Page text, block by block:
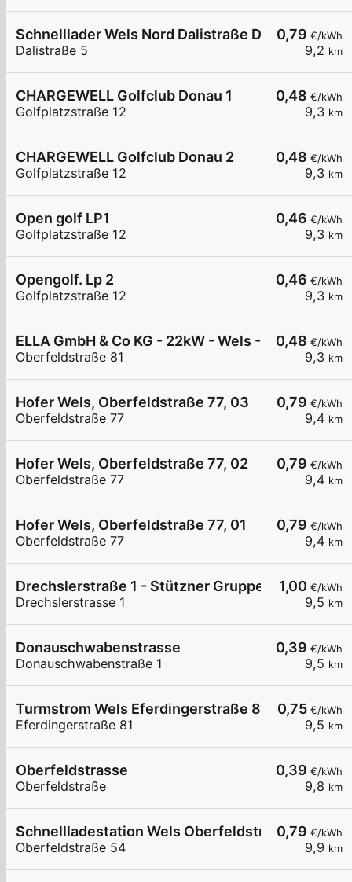
0,79 €/kWh
9,2 km
Schnelllader Wels Nord Dalistraße DC 2/3
Dalistraße 5
0,48 €/kWh
9,3 km
CHARGEWELL Golfclub Donau 1
Golfplatzstraße 12
0,48 €/kWh
9,3 km
CHARGEWELL Golfclub Donau 2
Golfplatzstraße 12
0,46 €/kWh
9,3 km
Open golf LP1
Golfplatzstraße 12
0,46 €/kWh
9,3 km
Opengolf. Lp 2
Golfplatzstraße 12
0,48 €/kWh
9,3 km
ELLA GmbH & Co KG - 22kW - Wels - EKZ
Oberfeldstraße 81
0,79 €/kWh
9,4 km
Hofer Wels, Oberfeldstraße 77, 03
Oberfeldstraße 77
0,79 €/kWh
9,4 km
Hofer Wels, Oberfeldstraße 77, 02
Oberfeldstraße 77
0,79 €/kWh
9,4 km
Hofer Wels, Oberfeldstraße 77, 01
Oberfeldstraße 77
1,00 €/kWh
9,5 km
Drechslerstraße 1 - Stützner Gruppe 1€/kWh
Drechslerstrasse 1
0,39 €/kWh
9,5 km
Donauschwabenstrasse
Donauschwabenstraße 1
0,75 €/kWh
9,5 km
Turmstrom Wels Eferdingerstraße 81
Eferdingerstraße 81
0,39 €/kWh
9,8 km
Oberfeldstrasse
Oberfeldstraße
0,79 €/kWh
9,9 km
Schnellladestation Wels Oberfeldstraße DC 2
Oberfeldstraße 54